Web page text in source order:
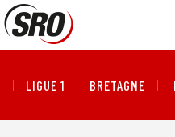
LIGUE 1 BRETAGNE